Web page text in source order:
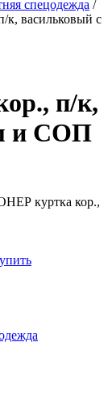
спецодежда /
васильковый с
п/к,
и СОП